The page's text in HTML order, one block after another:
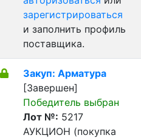
зарегистрироваться
и заполнить профиль
поставщика.
Закуп: Арматура
[Завершен]
Победитель выбран
Лот №: 5217
АУКЦИОН (покупка